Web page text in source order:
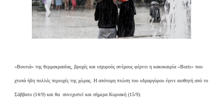
«Βουτιά» της θερμοκρασίας, βροχές και ισχυρούς ανέμους φέρνει η κακοκαιρία «Boris» που
χτυπά ήδη πολλές περιοχές της χώρας. Η απότομη πτώση του υδραργύρου έγινε αισθητή από το
Σάββατο (14/9) και θα συνεχιστεί και σήμερα Κυριακή (15/9).